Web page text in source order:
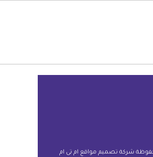
شركة تصميم مواقع ام تى ام